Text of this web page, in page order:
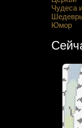
Чудеса
Юмор